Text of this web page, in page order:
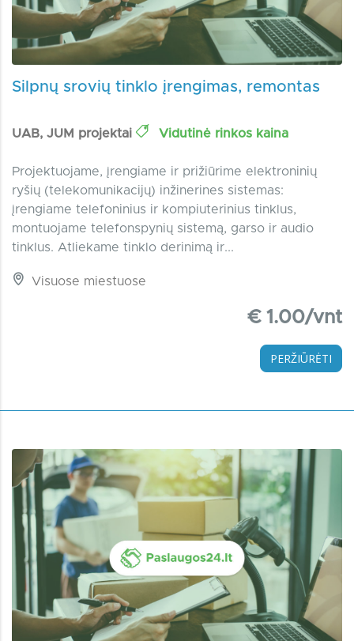
Silpnų srovių tinklo įrengimas, remontas
UAB, JUM projektai Vidutinė rinkos kaina
Projektuojame, įrengiame ir prižiūrime elektroninių
ryšių (telekomunikacijų) inžinerines sistemas:
įrengiame telefoninius ir kompiuterinius tinklus,
montuojame telefonspynių sistemą, garso ir audio
tinklus. Atliekame tinklo derinimą ir...
Visuose miestuose
€ 1.00/vnt
PERŽIŪRĖTI